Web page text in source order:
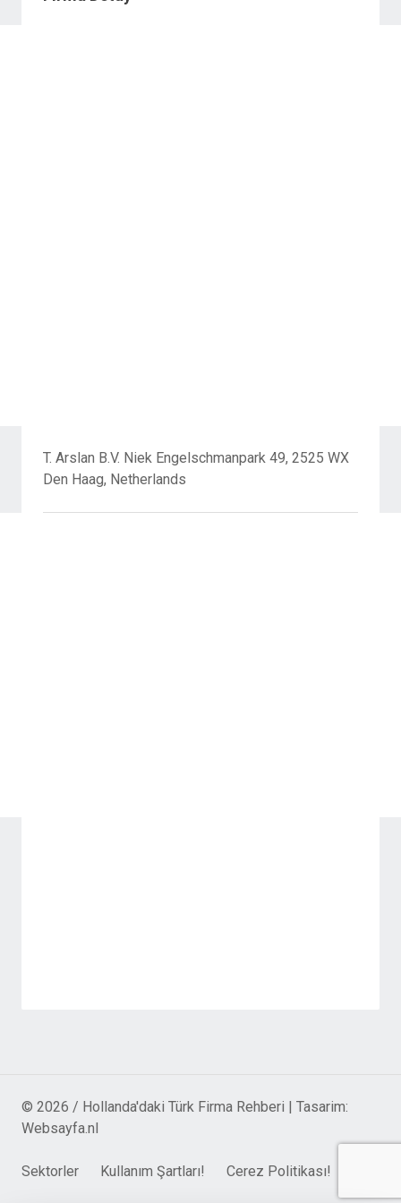
T. Arslan B.V. Niek Engelschmanpark 49, 2525 WX
Den Haag, Netherlands
© 2026 / Hollanda'daki Türk Firma Rehberi | Tasarim:
Websayfa.nl
Sektorler Kullanım Şartları! Cerez Politikası!